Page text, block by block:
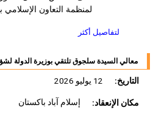
لمنظمة التعاون الإسلامي
لتفاصيل أكثر
معالي السيدة سلجوق تلتقي بوزيرة الدولة لشؤون
التاريخ:
مكان الإنعقاد:
إسلام آباد باكستان